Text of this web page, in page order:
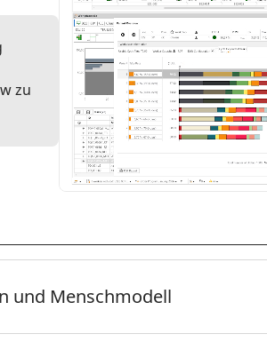
zu
und Menschmodell